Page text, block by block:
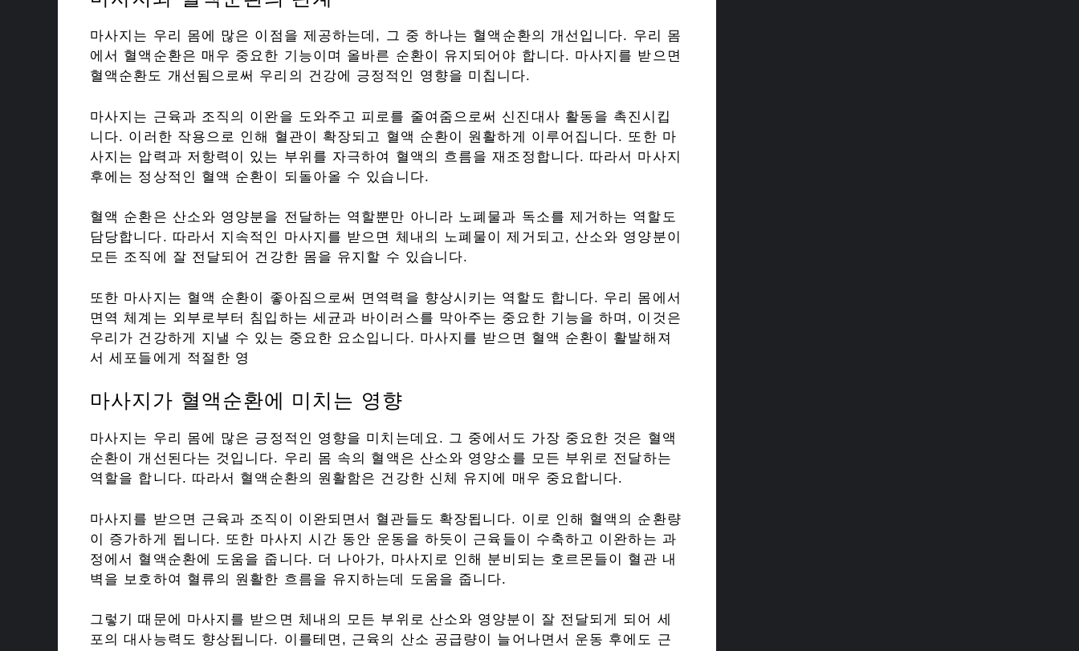
마사지는 우리 몸에 많은 이점을 제공하는데, 그 중 하나는 혈액순환의 개선입니다. 우리 몸
에서 혈액순환은 매우 중요한 기능이며 올바른 순환이 유지되어야 합니다. 마사지를 받으면
혈액순환도 개선됨으로써 우리의 건강에 긍정적인 영향을 미칩니다.
마사지는 근육과 조직의 이완을 도와주고 피로를 줄여줌으로써 신진대사 활동을 촉진시킵
니다. 이러한 작용으로 인해 혈관이 확장되고 혈액 순환이 원활하게 이루어집니다. 또한 마
사지는 압력과 저항력이 있는 부위를 자극하여 혈액의 흐름을 재조정합니다. 따라서 마사지
후에는 정상적인 혈액 순환이 되돌아올 수 있습니다.
혈액 순환은 산소와 영양분을 전달하는 역할뿐만 아니라 노폐물과 독소를 제거하는 역할도
담당합니다. 따라서 지속적인 마사지를 받으면 체내의 노폐물이 제거되고, 산소와 영양분이
모든 조직에 잘 전달되어 건강한 몸을 유지할 수 있습니다.
또한 마사지는 혈액 순환이 좋아짐으로써 면역력을 향상시키는 역할도 합니다. 우리 몸에서
면역 체계는 외부로부터 침입하는 세균과 바이러스를 막아주는 중요한 기능을 하며, 이것은
우리가 건강하게 지낼 수 있는 중요한 요소입니다. 마사지를 받으면 혈액 순환이 활발해져
서 세포들에게 적절한 영
마사지가 혈액순환에 미치는 영향
마사지는 우리 몸에 많은 긍정적인 영향을 미치는데요. 그 중에서도 가장 중요한 것은 혈액
순환이 개선된다는 것입니다. 우리 몸 속의 혈액은 산소와 영양소를 모든 부위로 전달하는
역할을 합니다. 따라서 혈액순환의 원활함은 건강한 신체 유지에 매우 중요합니다.
마사지를 받으면 근육과 조직이 이완되면서 혈관들도 확장됩니다. 이로 인해 혈액의 순환량
이 증가하게 됩니다. 또한 마사지 시간 동안 운동을 하듯이 근육들이 수축하고 이완하는 과
정에서 혈액순환에 도움을 줍니다. 더 나아가, 마사지로 인해 분비되는 호르몬들이 혈관 내
벽을 보호하여 혈류의 원활한 흐름을 유지하는데 도움을 줍니다.
그렇기 때문에 마사지를 받으면 체내의 모든 부위로 산소와 영양분이 잘 전달되게 되어 세
포의 대사능력도 향상됩니다. 이를테면, 근육의 산소 공급량이 늘어나면서 운동 후에도 근